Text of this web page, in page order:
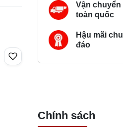
Vận chuyển
toàn quốc
Hậu mãi chu
đáo
Chính sách